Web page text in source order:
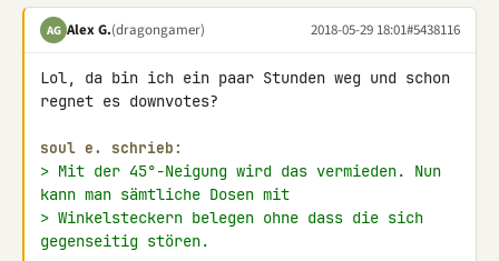
AG Alex G.(dragongamer) 2018-05-29 18:01#5438116
Lol, da bin ich ein paar Stunden weg und schon
regnet es downvotes?
soul e. schrieb:
> Mit der 45°-Neigung wird das vermieden. Nun
kann man sämtliche Dosen mit
> Winkelsteckern belegen ohne dass die sich
gegenseitig stören.